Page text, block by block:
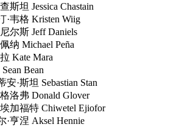
Chastain
Kristen Wiig
Jeff Daniels
Peña
Mara
Bean
Sebastian Stan
Donald Glover
Chiwetel Ejiofor
Aksel Hennie